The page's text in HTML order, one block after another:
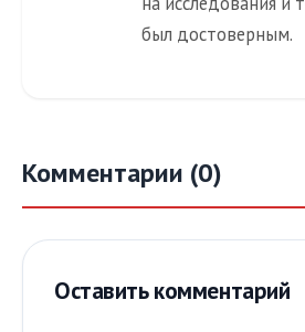
был достоверным.
Комментарии (0)
Оставить комментарий